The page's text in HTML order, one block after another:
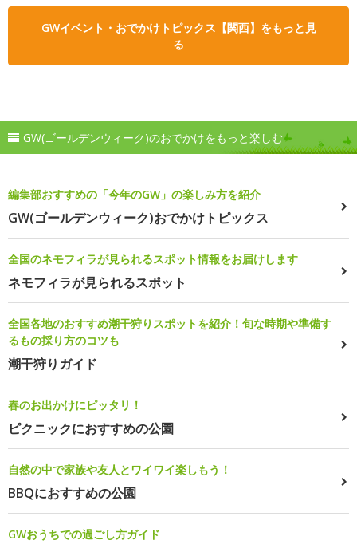
GWイベント・おでかけトピックス【関西】をもっと見
る
GW(ゴールデンウィーク)のおでかけをもっと楽しむ
編集部おすすめの「今年のGW」の楽しみ方を紹介
GW(ゴールデンウィーク)おでかけトピックス
全国のネモフィラが見られるスポット情報をお届けします
ネモフィラが見られるスポット
全国各地のおすすめ潮干狩りスポットを紹介！旬な時期や準備す
るもの採り方のコツも
潮干狩りガイド
春のお出かけにピッタリ！
ピクニックにおすすめの公園
自然の中で家族や友人とワイワイ楽しもう！
BBQにおすすめの公園
GWおうちでの過ごし方ガイド